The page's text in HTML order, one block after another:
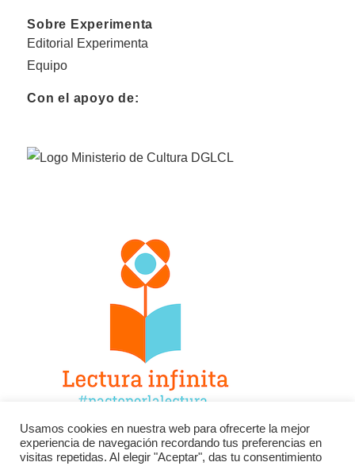
Sobre Experimenta
Editorial Experimenta
Equipo
Con el apoyo de:
Facebook Twitter Instagram
Usamos cookies en nuestra web para ofrecerte la mejor
experiencia de navegación recordando tus preferencias en
visitas repetidas. Al elegir "Aceptar", das tu consentimiento